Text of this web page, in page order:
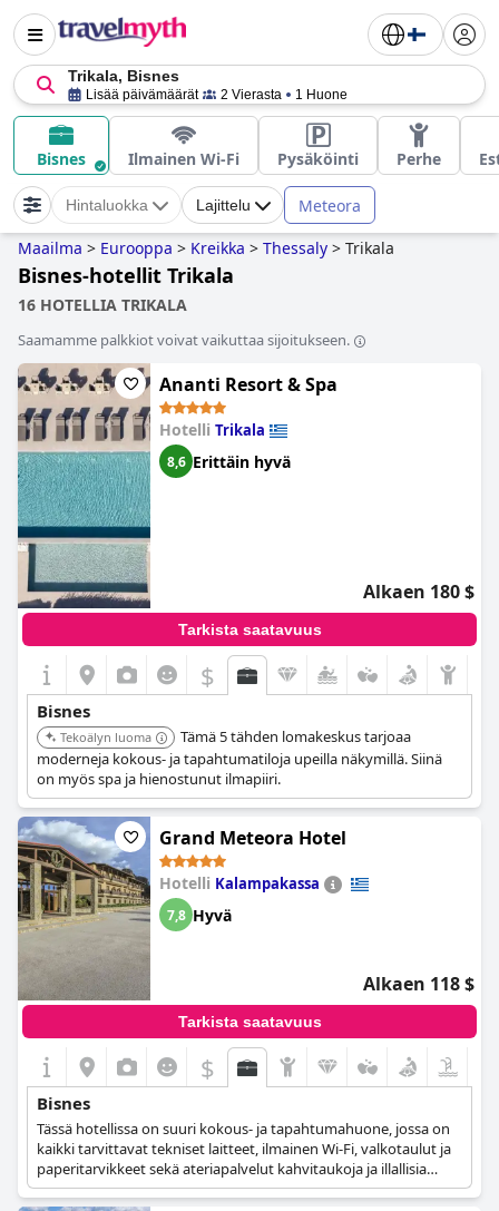
Trikala, Bisnes
Lisää päivämäärät 2 Vierasta 1 Huone
Bisnes Ilmainen Wi-Fi Pysäköinti Perhe
Hintaluokka Lajittelu Meteora
Maailma > Eurooppa > Kreikka > Thessaly > Trikala
Bisnes-hotellit Trikala
16 HOTELLIA TRIKALA
Saamamme palkkiot voivat vaikuttaa sijoitukseen.
Ananti Resort & Spa
Hotelli Trikala
8,6 Erittäin hyvä
Alkaen 180 $
Tarkista saatavuus
$
Bisnes
Tekoälyn luoma
Tämä 5 tähden lomakeskus tarjoaa
moderneja kokous- ja tapahtumatiloja upeilla näkymillä. Siinä
on myös spa ja hienostunut ilmapiiri.
Grand Meteora Hotel
Hotelli Kalampakassa
7,8 Hyvä
Alkaen 118 $
Tarkista saatavuus
$
Bisnes
Tässä hotellissa on suuri kokous- ja tapahtumahuone, jossa on
kaikki tarvittavat tekniset laitteet, ilmainen Wi-Fi, valkotaulut ja
paperitarvikkeet sekä ateriapalvelut kahvitaukoja ja illallisia
varten.